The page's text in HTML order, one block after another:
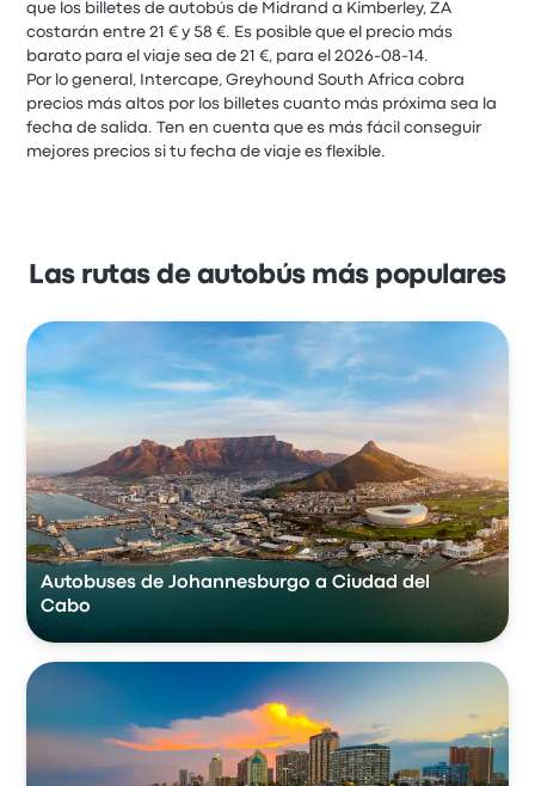
que los billetes de autobús de Midrand a Kimberley, ZA
costarán entre 21 € y 58 €. Es posible que el precio más
barato para el viaje sea de 21 €, para el 2026-08-14.
Por lo general, Intercape, Greyhound South Africa cobra
precios más altos por los billetes cuanto más próxima sea la
fecha de salida. Ten en cuenta que es más fácil conseguir
mejores precios si tu fecha de viaje es flexible.
Las rutas de autobús más populares
Autobuses de Johannesburgo a Ciudad del
Cabo